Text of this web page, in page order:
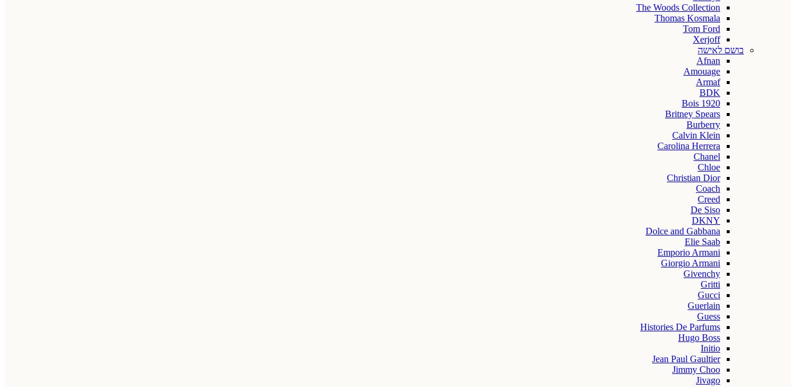
The Woods Collection
Thomas Kosmala
Tom Ford
Xerjoff
בושם לאישה
Afnan
Amouage
Armaf
BDK
Bois 1920
Britney Spears
Burberry
Calvin Klein
Carolina Herrera
Chanel
Chloe
Christian Dior
Coach
Creed
De Siso
DKNY
Dolce and Gabbana
Elie Saab
Emporio Armani
Giorgio Armani
Givenchy
Gritti
Gucci
Guerlain
Guess
Histories De Parfums
Hugo Boss
Initio
Jean Paul Gaultier
Jimmy Choo
Jivago